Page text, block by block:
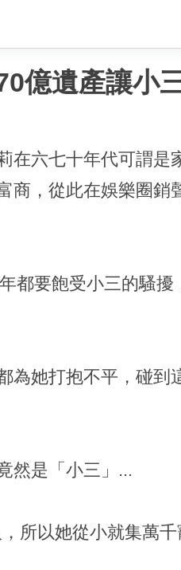
億遺產讓小
在六七十年代可謂是
商，從此在娛樂圈銷
都要飽受小三的騷
為她打抱不平，碰到
然是「小三」...
所以她從小就集萬